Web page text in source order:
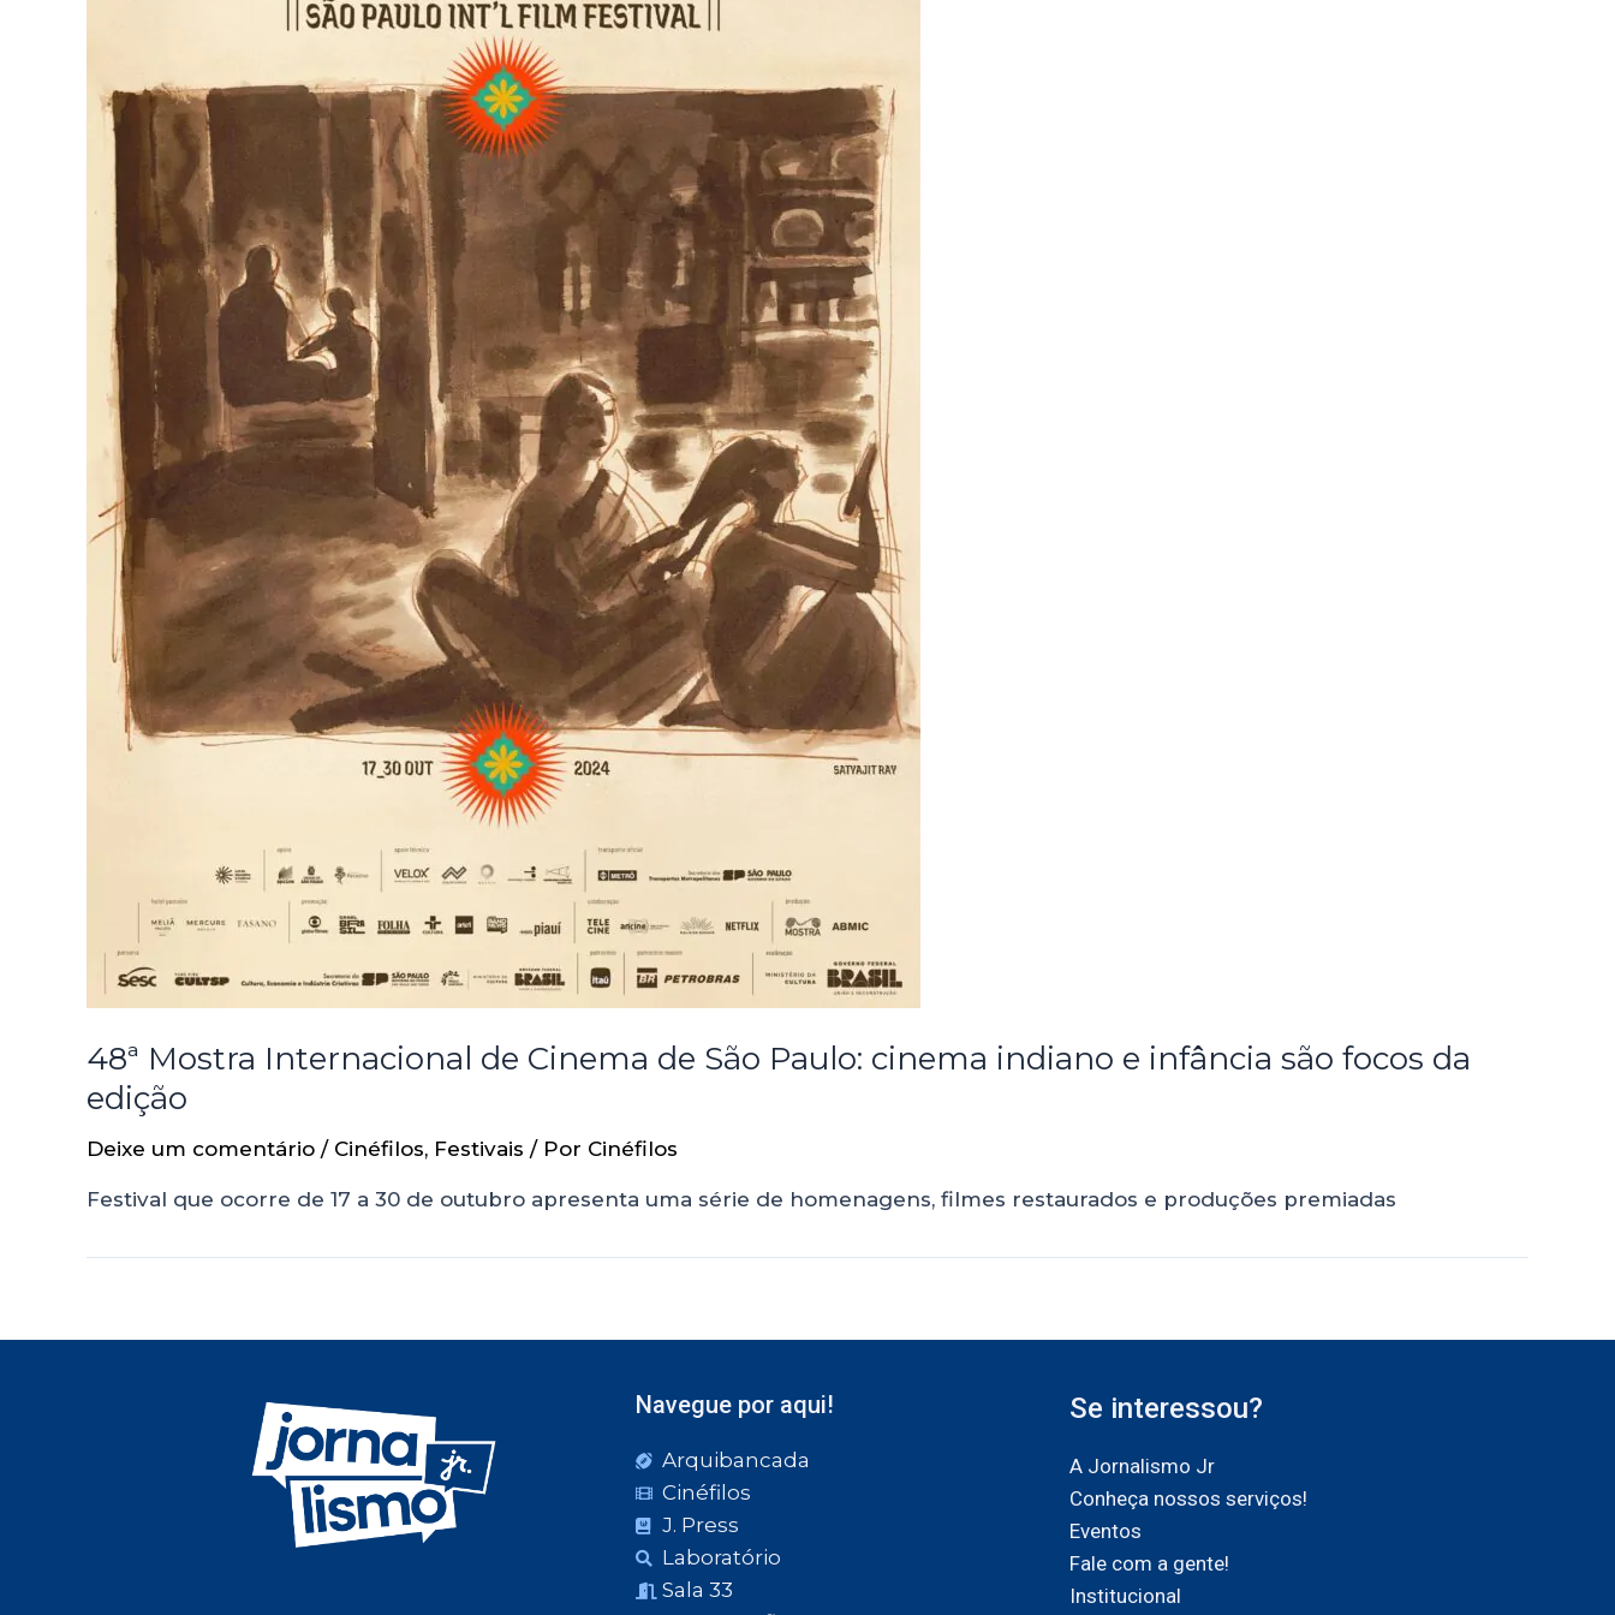
48ª Mostra Internacional de Cinema de São Paulo: cinema indiano e infância são focos da
edição
Deixe um comentário / Cinéfilos, Festivais / Por Cinéfilos
Festival que ocorre de 17 a 30 de outubro apresenta uma série de homenagens, filmes restaurados e produções premiadas
Navegue por aqui!
Arquibancada
Cinéfilos
J. Press
Laboratório
Sala 33
Se interessou?
A Jornalismo Jr
Conheça nossos serviços!
Eventos
Fale com a gente!
Institucional